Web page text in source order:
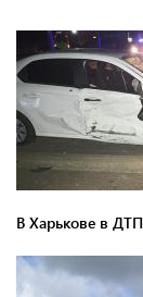
В Харькове в